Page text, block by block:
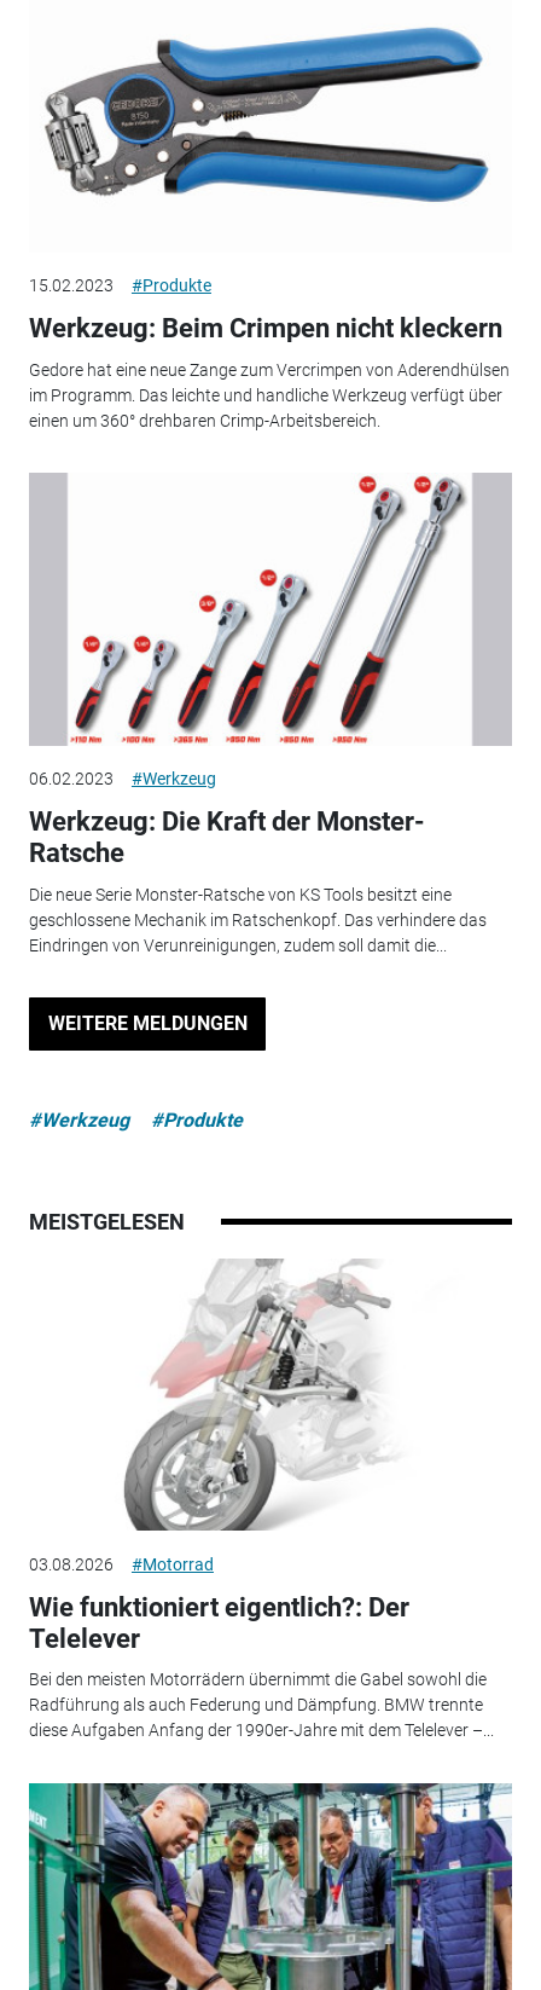
15.02.2023 #Produkte
Werkzeug: Beim Crimpen nicht kleckern
Gedore hat eine neue Zange zum Vercrimpen von Aderendhülsen
im Programm. Das leichte und handliche Werkzeug verfügt über
einen um 360° drehbaren Crimp-Arbeitsbereich.
06.02.2023 #Werkzeug
Werkzeug: Die Kraft der Monster-
Ratsche
Die neue Serie Monster-Ratsche von KS Tools besitzt eine
geschlossene Mechanik im Ratschenkopf. Das verhindere das
Eindringen von Verunreinigungen, zudem soll damit die...
WEITERE MELDUNGEN
#Werkzeug #Produkte
MEISTGELESEN
03.08.2026 #Motorrad
Wie funktioniert eigentlich?: Der
Telelever
Bei den meisten Motorrädern übernimmt die Gabel sowohl die
Radführung als auch Federung und Dämpfung. BMW trennte
diese Aufgaben Anfang der 1990er-Jahre mit dem Telelever –...